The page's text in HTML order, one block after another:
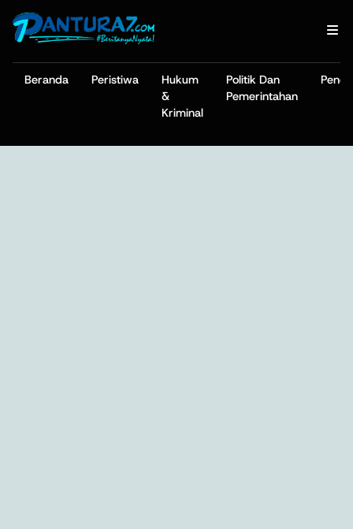
Beranda Peristiwa
Hukum
&
Kriminal
Politik Dan
Pemerintahan